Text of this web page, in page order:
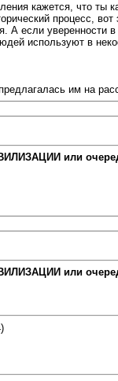
кажется, что
процесс, вот
А если уверенности
используют в
им на
или
или